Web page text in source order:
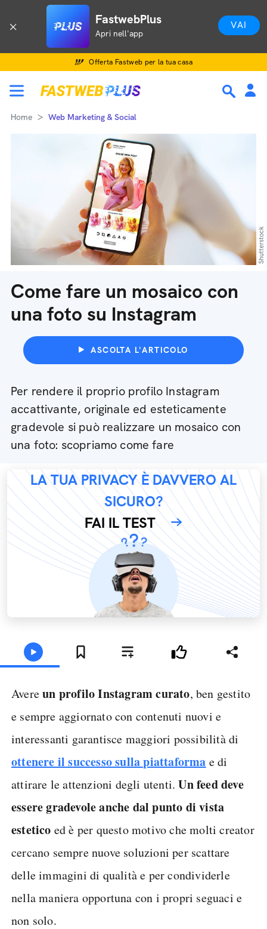
FastwebPlus
Apri nell'app
VAI
Offerta Fastweb per la tua casa
Home Web Marketing & Social
Come fare un mosaico con
una foto su Instagram
ASCOLTA L'ARTICOLO
Per rendere il proprio profilo Instagram
accattivante, originale ed esteticamente
gradevole si può realizzare un mosaico con
una foto: scopriamo come fare
Shutterstock
LA TUA PRIVACY È DAVVERO AL
SICURO?
FAI IL TEST
Avereun profilo Instagram curato, ben gestito
e sempre aggiornato con contenuti nuovi e
interessanti garantisce maggiori possibilità di
ottenere il successo sulla piattaforma e di
attirare le attenzioni degli utenti.Un feed deve
essere gradevole anche dal punto di vista
estetico ed è per questo motivo che molti creator
cercano sempre nuove soluzioni per scattare
delle immagini di qualità e per condividerle
nella maniera opportuna con i propri seguaci e
non solo.